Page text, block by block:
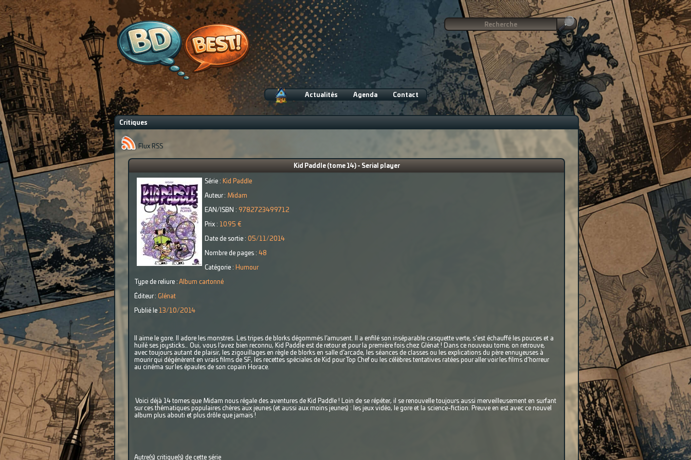
?>
Actualités Agenda Contact
Critiques
Flux RSS
Kid Paddle (tome 14) - Serial player
Série : Kid Paddle
Auteur : Midam
EAN/ISBN : 9782723499712
Prix : 10.95 €
Date de sortie : 05/11/2014
Nombre de pages : 48
Catégorie : Humour
Type de reliure : Album cartonné
Éditeur : Glénat
Publié le 13/10/2014
Il aime le gore. Il adore les monstres. Les tripes de blorks dégommés l’amusent. Il a enfilé son inséparable casquette verte, s’est échauffé les pouces et a
huilé ses joysticks… Oui, vous l’avez bien reconnu, Kid Paddle est de retour et pour la première fois chez Glénat ! Dans ce nouveau tome, on retrouve,
avec toujours autant de plaisir, les zigouillages en règle de blorks en salle d’arcade, les séances de classes ou les explications du père ennuyeuses à
mourir qui dégénèrent en vrais films de SF, les recettes spéciales de Kid pour Top Chef ou les célèbres tentatives ratées pour aller voir les films d’horreur
au cinéma sur les épaules de son copain Horace.
Voici déjà 14 tomes que Midam nous régale des aventures de Kid Paddle ! Loin de se répéter, il se renouvelle toujours aussi merveilleusement en surfant
sur ces thématiques populaires chères aux jeunes (et aussi aux moins jeunes) : les jeux vidéo, le gore et la science-fiction. Preuve en est avec ce nouvel
album plus abouti et plus drôle que jamais !
Autre(s) critique(s) de cette série